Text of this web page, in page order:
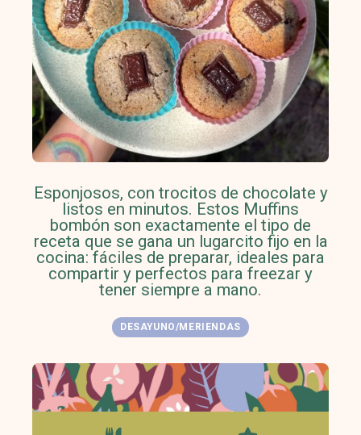
Esponjosos, con trocitos de chocolate y
listos en minutos. Estos Muffins
bombón son exactamente el tipo de
receta que se gana un lugarcito fijo en la
cocina: fáciles de preparar, ideales para
compartir y perfectos para freezar y
tener siempre a mano.
DESAYUNO/MERIENDAS